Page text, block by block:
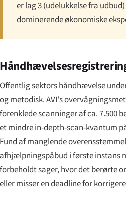
er lag 3 (udelukkelse fra
dominerende økonomiske
Offentlig sektors håndhævelse
og metodisk. AVI's
forenklede scanninger af ca. 7.500
et mindre in-depth-scan-kvantum
Fund af manglende
afhjælpningspåbud i første instans
forbeholdt sager, hvor det berørte
eller misser en deadline for